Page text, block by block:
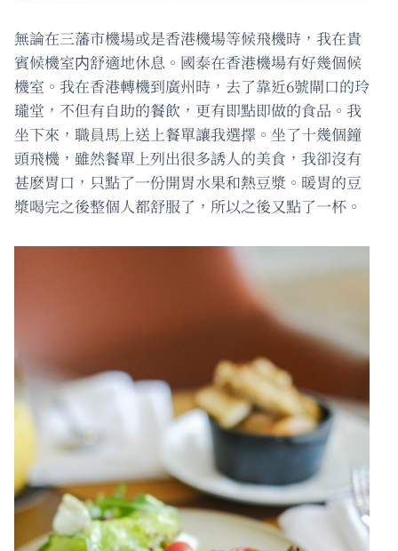
無論在三藩市機場或是香港機場等候飛機時，我在貴
賓候機室内舒適地休息。國泰在香港機場有好幾個候
機室。我在香港轉機到廣州時，去了靠近6號閘口的玲
瓏堂，不但有自助的餐飲，更有即點即做的食品。我
坐下來，職員馬上送上餐單讓我選擇。坐了十幾個鐘
頭飛機，雖然餐單上列出很多誘人的美食，我卻沒有
甚麽胃口，只點了一份開胃水果和熱豆漿。暖胃的豆
漿喝完之後整個人都舒服了，所以之後又點了一杯。